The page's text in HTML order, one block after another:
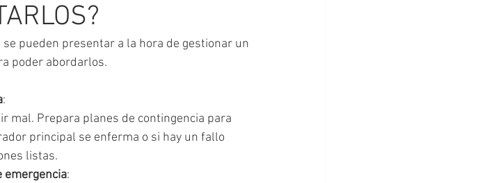
pueden presentar a la hora de gestionar un
poder abordarlos.
:
mal. Prepara planes de contingencia para
principal se enferma o si hay un fallo
listas.
emergencia: